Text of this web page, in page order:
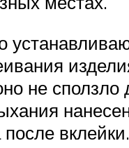
не сползло
вклейки.